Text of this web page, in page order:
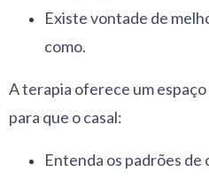
Existe vontade de
como.
A terapia oferece um
para que o casal:
Entenda os padrões